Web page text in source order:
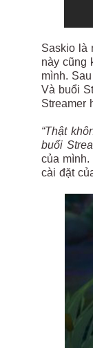
Saskio là
này cũng
mình.
Và buổi
Streamer
“Thật
buổi
của
cài đặt